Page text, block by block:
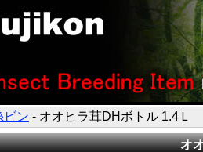
ビン - オオヒラ茸DHボトル 1.4Ｌ
オ